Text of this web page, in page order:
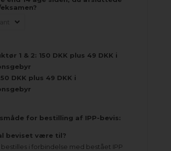
1 & 2: 150 DKK plus 49 DKK i
DKK plus 49 DKK i
for bestilling af IPP-bevis:
beviset være til?
i forbindelse med bestået IPP